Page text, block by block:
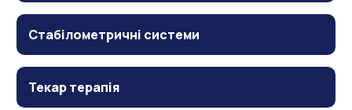
Стабілометричні системи
Текар терапія